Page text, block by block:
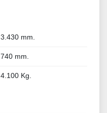
3.430 mm.
740 mm.
4.100 Kg.